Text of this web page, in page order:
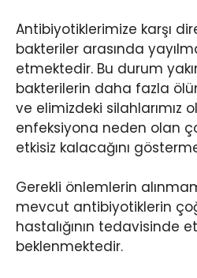
Antibiyotiklerimize karşı
bakteriler arasında
etmektedir. Bu durum
bakterilerin daha fazla
ve elimizdeki silahlarımız
enfeksiyona neden olan
etkisiz kalacağını
Gerekli önlemlerin
mevcut antibiyotiklerin
hastalığının tedavisinde
beklenmektedir.